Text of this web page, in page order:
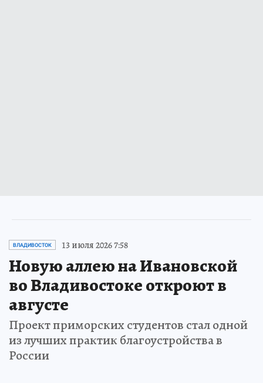
ВЛАДИВОСТОК 13 июля 2026 7:58
Новую аллею на Ивановской
во Владивостоке откроют в
августе
Проект приморских студентов стал одной
из лучших практик благоустройства в
России